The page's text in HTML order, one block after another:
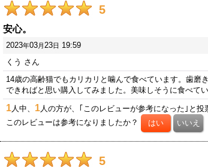
5
安心。
2023年03月23日 19:59
くう さん
14歳の高齢猫でもカリカリと噛んで食べています。歯磨
できればと思い購入してみました。美味しそうに食べてい
1人中、 1人の方が、｢このレビューが参考になった｣と投
このレビューは参考になりましたか？
5